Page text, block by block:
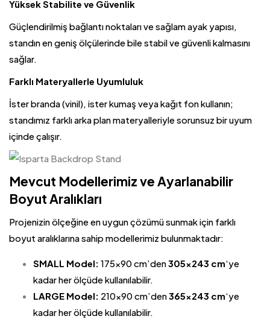
Yüksek Stabilite ve Güvenlik
Güçlendirilmiş bağlantı noktaları ve sağlam ayak yapısı,
standın en geniş ölçülerinde bile stabil ve güvenli kalmasını
sağlar.
Farklı Materyallerle Uyumluluk
İster branda (vinil), ister kumaş veya kağıt fon kullanın;
standımız farklı arka plan materyalleriyle sorunsuz bir uyum
içinde çalışır.
Mevcut Modellerimiz ve Ayarlanabilir
Boyut Aralıkları
Projenizin ölçeğine en uygun çözümü sunmak için farklı
boyut aralıklarına sahip modellerimiz bulunmaktadır:
SMALL Model: 175×90 cm’den305×243 cm‘ye
kadar her ölçüde kullanılabilir.
LARGE Model: 210×90 cm’den365×243 cm‘ye
kadar her ölçüde kullanılabilir.